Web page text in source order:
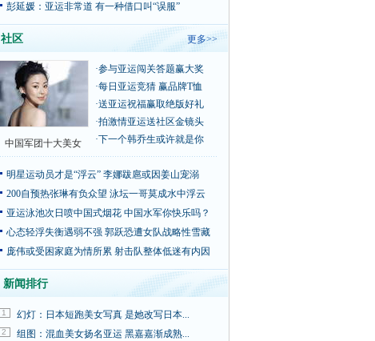
彭延媛：亚运非常道 有一种借口叫“误服”
社区 更多>>
中国军团十大美女
·参与亚运闯关答题赢大奖
·每日亚运竞猜 赢品牌T恤
·送亚运祝福赢取绝版好礼
·拍激情亚运送社区金镜头
·下一个韩乔生或许就是你
明星运动员才是“浮云” 李娜跋扈或因姜山宠溺
200自预热张琳有负众望 泳坛一哥莫成水中浮云
亚运泳池次日喷中国式烟花 中国水军你快乐吗？
心态轻浮失衡遇弱不强 郭跃恐遭女队战略性雪藏
庞伟或受困家庭为情所累 射击队整体低迷有内因
新闻排行
1 幻灯：日本短跑美女写真 是她改写日本...
2 组图：混血美女扬名亚运 黑嘉嘉渐成熟...